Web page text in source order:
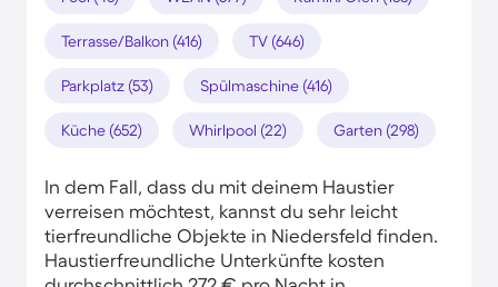
Terrasse/Balkon (416) TV (646)
Parkplatz (53) Spülmaschine (416)
Küche (652) Whirlpool (22) Garten (298)
In dem Fall, dass du mit deinem Haustier
verreisen möchtest, kannst du sehr leicht
tierfreundliche Objekte in Niedersfeld finden.
Haustierfreundliche Unterkünfte kosten